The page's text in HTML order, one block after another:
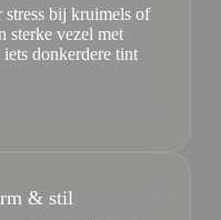
stress bij kruimels of
sterke vezel met
donkerdere tint
& stil